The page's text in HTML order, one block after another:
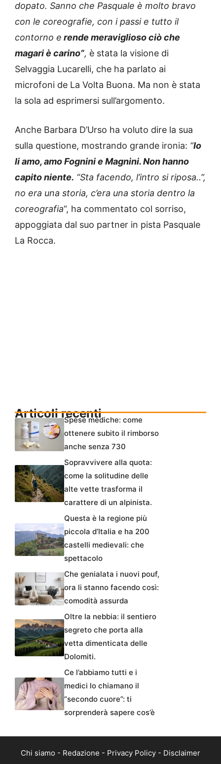
dopato. Sanno che Pasquale è molto bravo
con le coreografie, con i passi e tutto il
contorno e rende meraviglioso ciò che
magari è carino”, è stata la visione di
Selvaggia Lucarelli, che ha parlato ai
microfoni de La Volta Buona. Ma non è stata
la sola ad esprimersi sull’argomento.
Anche Barbara D’Urso ha voluto dire la sua
sulla questione, mostrando grande ironia: “Io
li amo, amo Fognini e Magnini. Non hanno
capito niente. “Sta facendo, l’intro si riposa..”,
no era una storia, c’era una storia dentro la
coreografia“, ha commentato col sorriso,
appoggiata dal suo partner in pista Pasquale
La Rocca.
Articoli recentiSpese mediche: come
ottenere subito il rimborso
anche senza 730
Sopravvivere alla quota:
come la solitudine delle
alte vette trasforma il
carattere di un alpinista.
Questa è la regione più
piccola d’Italia e ha 200
castelli medievali: che
spettacolo
Che genialata i nuovi pouf,
ora li stanno facendo così:
comodità assurda
Oltre la nebbia: il sentiero
segreto che porta alla
vetta dimenticata delle
Dolomiti.
Ce l’abbiamo tutti e i
medici lo chiamano il
“secondo cuore”: ti
sorprenderà sapere cos’è
Chi siamo - Redazione - Privacy Policy - Disclaimer